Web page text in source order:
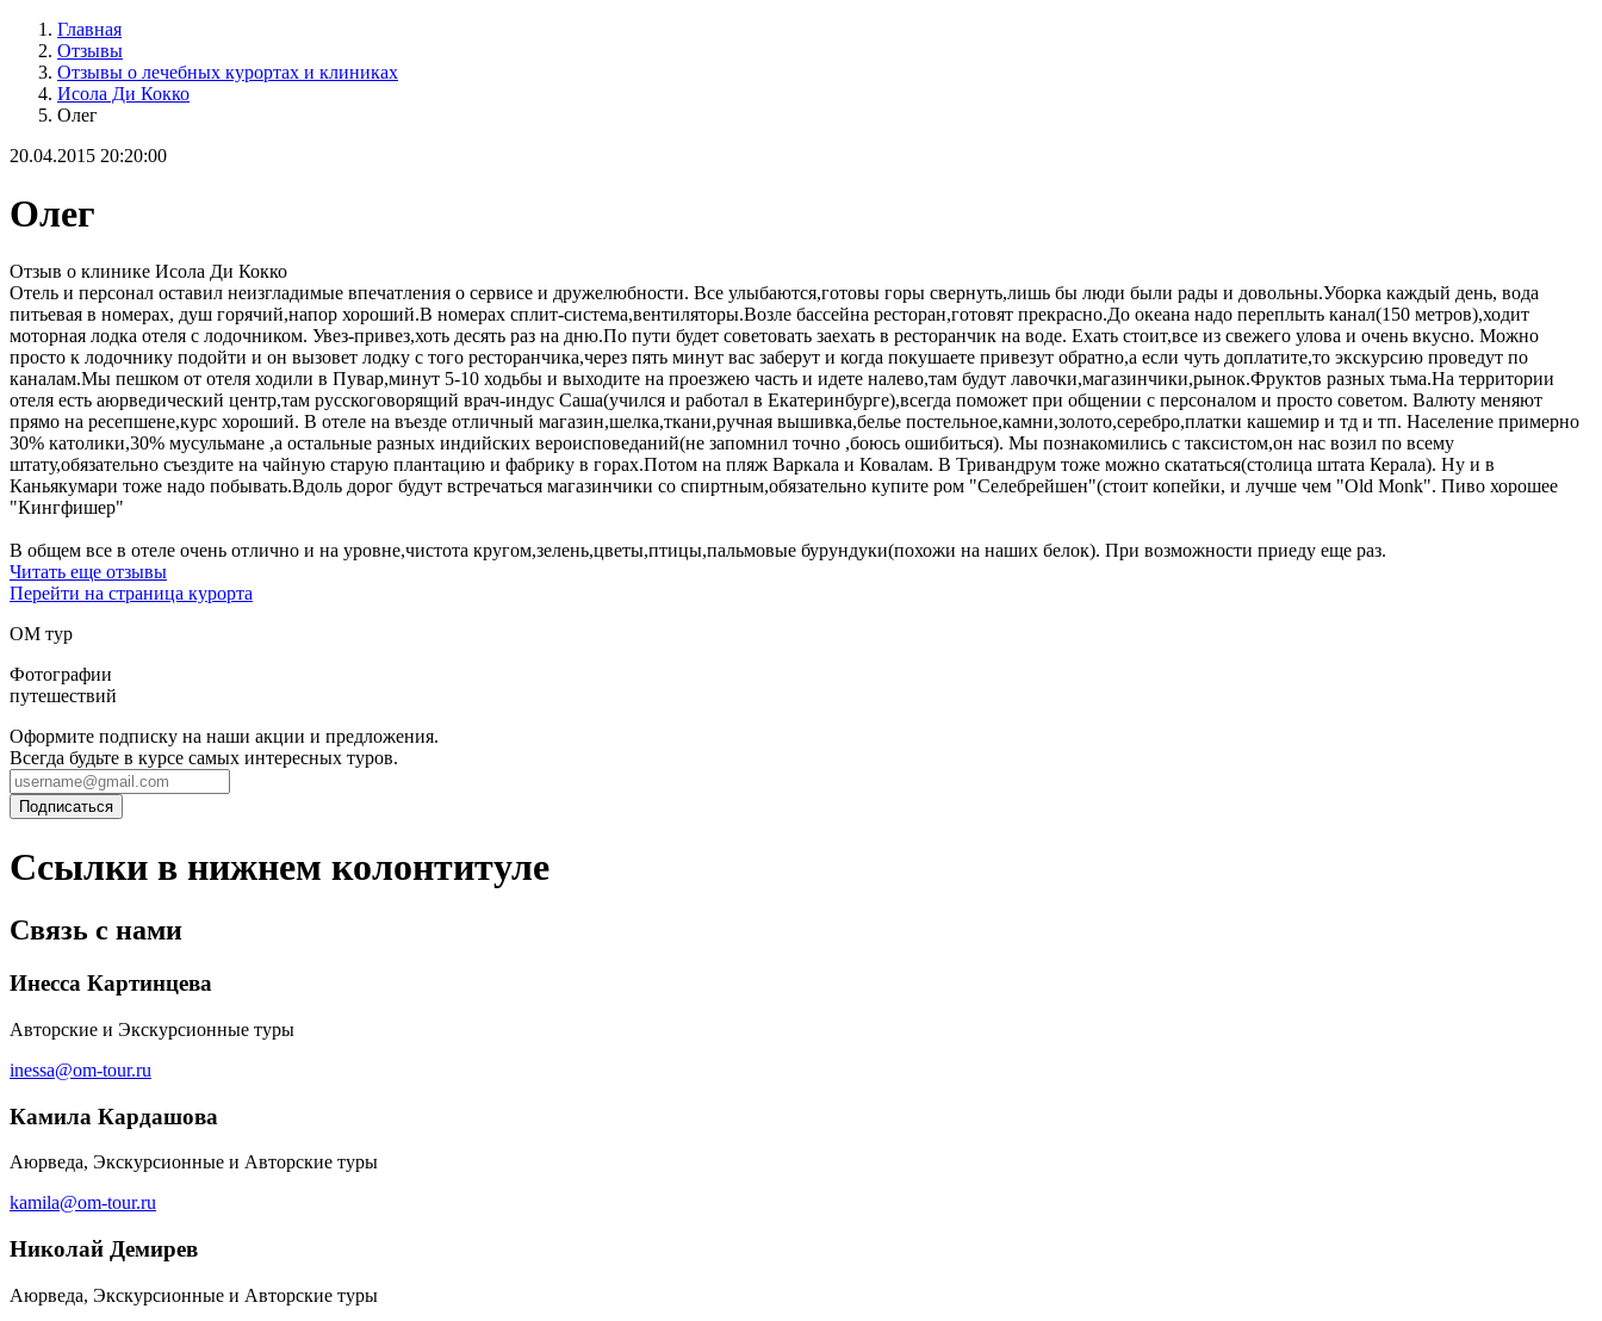
Главная
Отзывы
Отзывы о лечебных курортах и клиниках
Исола Ди Кокко
Олег
20.04.2015 20:20:00
Олег
Отзыв о клинике Исола Ди Кокко
Отель и персонал оставил неизгладимые впечатления о сервисе и дружелюбности. Все улыбаются,готовы горы свернуть,лишь бы люди были рады и довольны.Уборка каждый день, вода
питьевая в номерах, душ горячий,напор хороший.В номерах сплит-система,вентиляторы.Возле бассейна ресторан,готовят прекрасно.До океана надо переплыть канал(150 метров),ходит
моторная лодка отеля с лодочником. Увез-привез,хоть десять раз на дню.По пути будет советовать заехать в ресторанчик на воде. Ехать стоит,все из свежего улова и очень вкусно. Можно
просто к лодочнику подойти и он вызовет лодку с того ресторанчика,через пять минут вас заберут и когда покушаете привезут обратно,а если чуть доплатите,то экскурсию проведут по
каналам.Мы пешком от отеля ходили в Пувар,минут 5-10 ходьбы и выходите на проезжею часть и идете налево,там будут лавочки,магазинчики,рынок.Фруктов разных тьма.На территории
отеля есть аюрведический центр,там русскоговорящий врач-индус Саша(учился и работал в Екатеринбурге),всегда поможет при общении с персоналом и просто советом. Валюту меняют
прямо на ресепшене,курс хороший. В отеле на въезде отличный магазин,шелка,ткани,ручная вышивка,белье постельное,камни,золото,серебро,платки кашемир и тд и тп. Население примерно
30% католики,30% мусульмане ,а остальные разных индийских вероисповеданий(не запомнил точно ,боюсь ошибиться). Мы познакомились с таксистом,он нас возил по всему
штату,обязательно съездите на чайную старую плантацию и фабрику в горах.Потом на пляж Варкала и Ковалам. В Тривандрум тоже можно скататься(столица штата Керала). Ну и в
Каньякумари тоже надо побывать.Вдоль дорог будут встречаться магазинчики со спиртным,обязательно купите ром "Селебрейшен"(стоит копейки, и лучше чем "Old Monk". Пиво хорошее
"Кингфишер"
В общем все в отеле очень отлично и на уровне,чистота кругом,зелень,цветы,птицы,пальмовые бурундуки(похожи на наших белок). При возможности приеду еще раз.
Читать еще отзывы
Перейти на страница курорта
ОМ тур
Фотографии
путешествий
Оформите подписку на наши акции и предложения.
Всегда будьте в курсе самых интересных туров.
Ссылки в нижнем колонтитуле
Связь с нами
Инесса Картинцева
Авторские и Экскурсионные туры
inessa@om-tour.ru
Камила Кардашова
Аюрведа, Экскурсионные и Авторские туры
kamila@om-tour.ru
Николай Демирев
Аюрведа, Экскурсионные и Авторские туры